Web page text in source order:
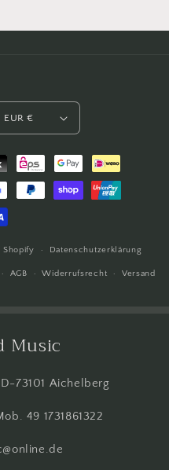
Deutschland | EUR €
Shopify Datenschutzerklärung
AGB Widerrufsrecht Versand
Music
73101 Aichelberg
49 1731861322